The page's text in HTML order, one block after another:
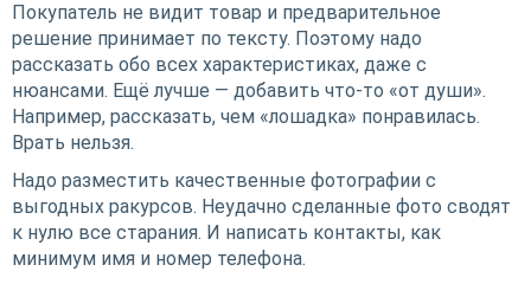
Покупатель не видит товар и предварительное
решение принимает по тексту. Поэтому надо
рассказать обо всех характеристиках, даже с
нюансами. Ещё лучше — добавить что-то «от души».
Например, рассказать, чем «лошадка» понравилась.
Врать нельзя.
Надо разместить качественные фотографии с
выгодных ракурсов. Неудачно сделанные фото сводят
к нулю все старания. И написать контакты, как
минимум имя и номер телефона.